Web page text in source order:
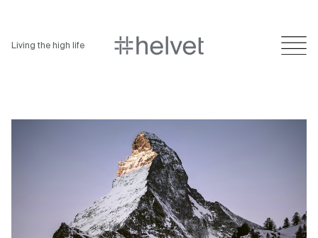
Living the high life